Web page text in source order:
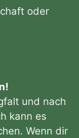
oder
und nach
kann es
Wenn dir